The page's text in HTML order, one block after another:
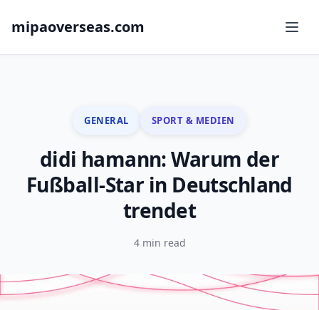
mipaoverseas.com
GENERAL SPORT & MEDIEN
didi hamann: Warum der
Fußball-Star in Deutschland
trendet
4 min read